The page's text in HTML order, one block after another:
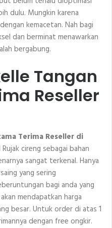
dulu. Mungkin karena
kemacetan. Nah bagi
dan berminat menawarkan
bergabung.
Tangan
Reseller
Terima Reseller di
Rujak cireng sebagai bahan
sangat terkenal. Hanya
yang sering
bagi anda yang
mendapatkan harga
besar. Untuk order di atas 1
dengan free ongkir.